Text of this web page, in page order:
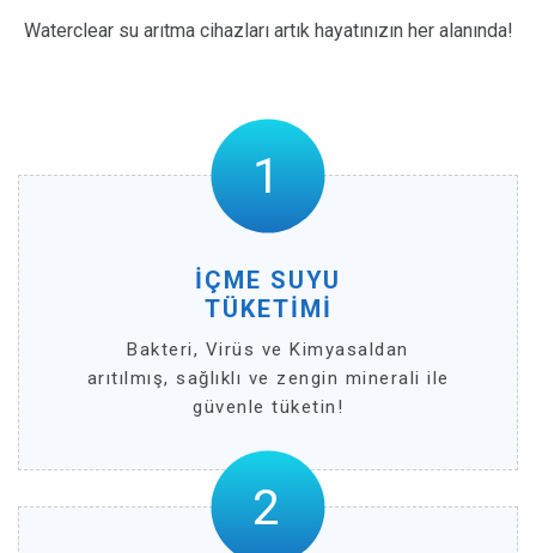
Waterclear su arıtma cihazları artık hayatınızın her alanında!
İÇME SUYU
TÜKETİMİ
Bakteri, Virüs ve Kimyasaldan
arıtılmış, sağlıklı ve zengin minerali ile
güvenle tüketin!